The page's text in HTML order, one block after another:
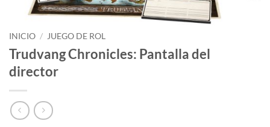
INICIO / JUEGO DE ROL
Trudvang Chronicles: Pantalla del
director